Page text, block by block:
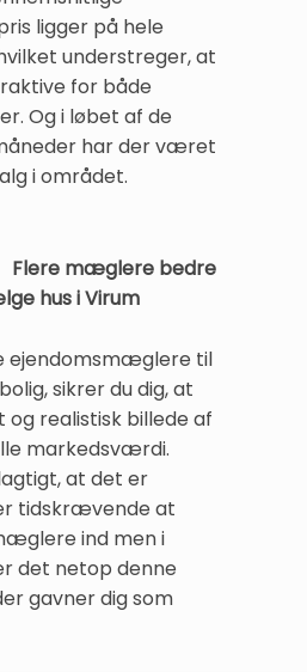
ligger på hele
understreger, at
for både
Og i løbet af de
har der været
i området.
Flere mæglere bedre
hus i Virum
ejendomsmæglere til
sikrer du dig, at
realistisk billede af
markedsværdi.
at det er
tidskrævende at
ind men i
det netop denne
gavner dig som